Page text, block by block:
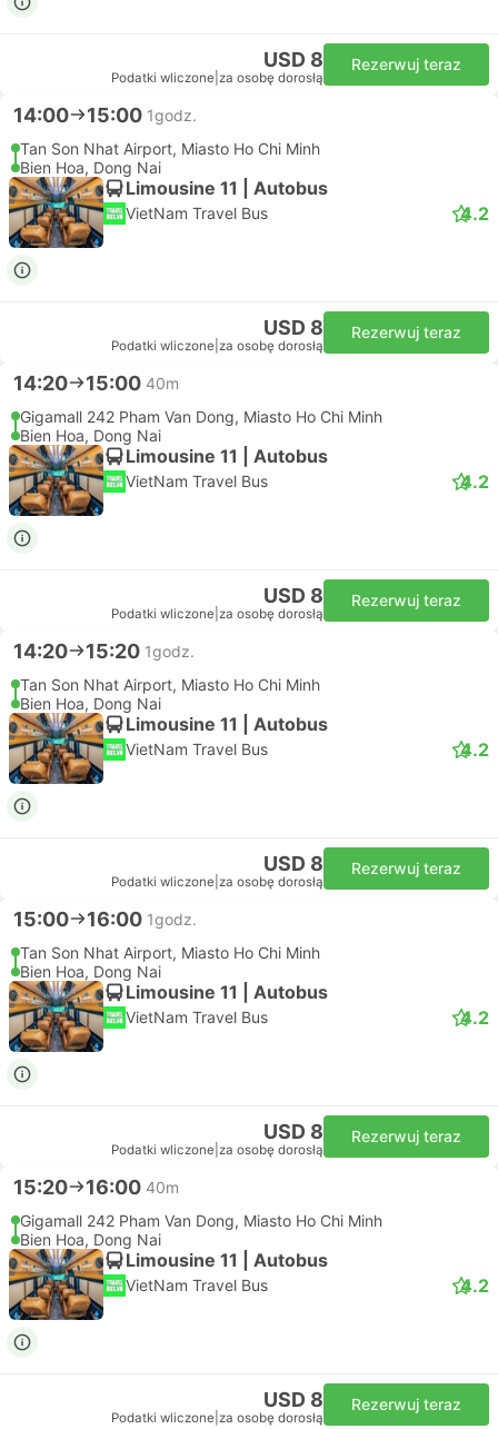
USD 8
Podatki wliczone za osobę dorosłą
Rezerwuj teraz
14:00 15:00 1godz.
Tan Son Nhat Airport, Miasto Ho Chi Minh
Bien Hoa, Dong Nai
Limousine 11 | Autobus
VietNam Travel Bus 4.2
USD 8
Podatki wliczone za osobę dorosłą
Rezerwuj teraz
14:20 15:00 40m
Gigamall 242 Pham Van Dong, Miasto Ho Chi Minh
Bien Hoa, Dong Nai
Limousine 11 | Autobus
VietNam Travel Bus 4.2
USD 8
Podatki wliczone za osobę dorosłą
Rezerwuj teraz
14:20 15:20 1godz.
Tan Son Nhat Airport, Miasto Ho Chi Minh
Bien Hoa, Dong Nai
Limousine 11 | Autobus
VietNam Travel Bus 4.2
USD 8
Podatki wliczone za osobę dorosłą
Rezerwuj teraz
15:00 16:00 1godz.
Tan Son Nhat Airport, Miasto Ho Chi Minh
Bien Hoa, Dong Nai
Limousine 11 | Autobus
VietNam Travel Bus 4.2
USD 8
Podatki wliczone za osobę dorosłą
Rezerwuj teraz
15:20 16:00 40m
Gigamall 242 Pham Van Dong, Miasto Ho Chi Minh
Bien Hoa, Dong Nai
Limousine 11 | Autobus
VietNam Travel Bus 4.2
USD 8
Podatki wliczone za osobę dorosłą
Rezerwuj teraz